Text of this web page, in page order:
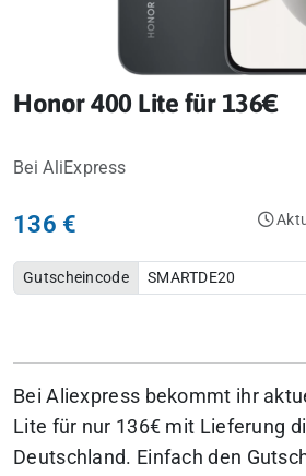
Honor 400 Lite für 136€
Bei AliExpress
136 €
Gutscheincode SMARTDE20
Bei Aliexpress bekommt ihr
Lite für nur 136€ mit Lieferung
Deutschland. Einfach den